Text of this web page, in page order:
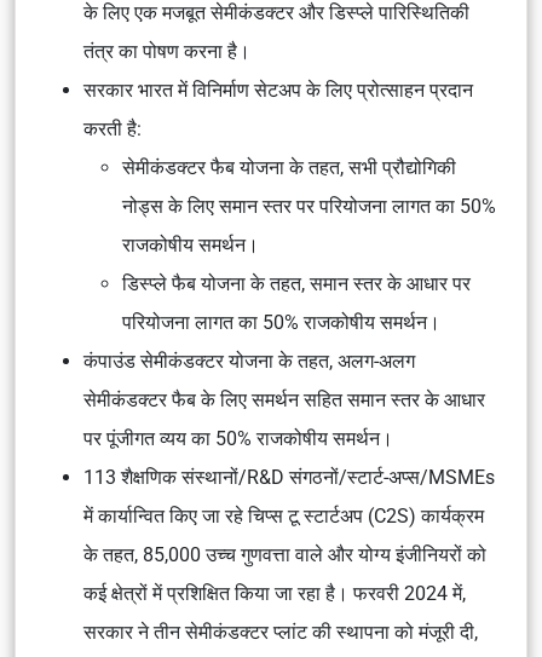
के लिए एक मजबूत सेमीकंडक्टर और डिस्प्ले पारिस्थितिकी
तंत्र का पोषण करना है।
सरकार भारत में विनिर्माण सेटअप के लिए प्रोत्साहन प्रदान
करती है:
सेमीकंडक्टर फैब योजना के तहत, सभी प्रौद्योगिकी
नोड्स के लिए समान स्तर पर परियोजना लागत का 50%
राजकोषीय समर्थन।
डिस्प्ले फैब योजना के तहत, समान स्तर के आधार पर
परियोजना लागत का 50% राजकोषीय समर्थन।
कंपाउंड सेमीकंडक्टर योजना के तहत, अलग-अलग
सेमीकंडक्टर फैब के लिए समर्थन सहित समान स्तर के आधार
पर पूंजीगत व्यय का 50% राजकोषीय समर्थन।
113 शैक्षणिक संस्थानों/R&D संगठनों/स्टार्ट-अप्स/MSMEs
में कार्यान्वित किए जा रहे चिप्स टू स्टार्टअप (C2S) कार्यक्रम
के तहत, 85,000 उच्च गुणवत्ता वाले और योग्य इंजीनियरों को
कई क्षेत्रों में प्रशिक्षित किया जा रहा है। फरवरी 2024 में,
सरकार ने तीन सेमीकंडक्टर प्लांट की स्थापना को मंजूरी दी,